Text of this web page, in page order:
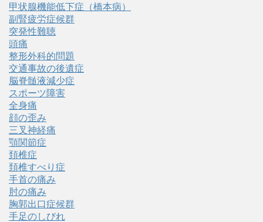
甲状腺機能低下症（橋本病）
副腎疲労症候群
突発性難聴
頭痛
整形外科的問題
交通事故の後遺症
脳脊髄液減少症
スポーツ障害
全身痛
顔の歪み
三叉神経痛
顎関節症
頚椎症
頚椎すべり症
手首の痛み
肘の痛み
胸郭出口症候群
手足のしびれ